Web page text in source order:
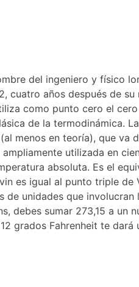
del ingeniero y físico
cuatro años después de su
como punto cero el
de la termodinámica.
menos en teoría), que va
utilizada en
absoluta. Es el
es igual al punto triple de
de unidades que involucran
debes sumar 273,15 a un
grados Fahrenheit te dará